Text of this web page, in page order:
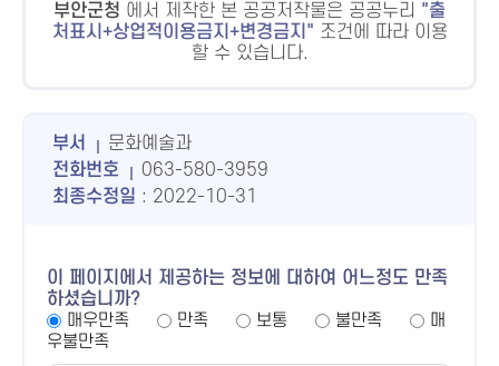
부안군청 에서 제작한 본 공공저작물은 공공누리
출
처표시+상업적이용금지+변경금지
조건에 따라 이용
할 수 있습니다.
부서
문화예술과
전화번호
063-580-3959
최종수정일 : 2022-10-31
이 페이지에서 제공하는 정보에 대하여 어느정도 만족
하셨습니까?
매우만족
만족 보통 불만족
매
우불만족